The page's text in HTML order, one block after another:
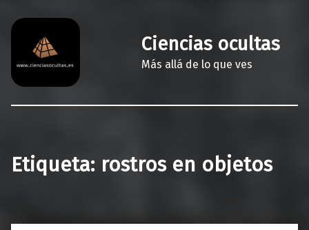
Ciencias ocultas
Más allá de lo que ves
Etiqueta: rostros en objetos